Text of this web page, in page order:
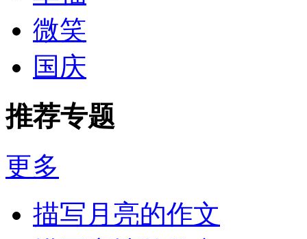
微笑
国庆
推荐专题
更多
描写月亮的作文